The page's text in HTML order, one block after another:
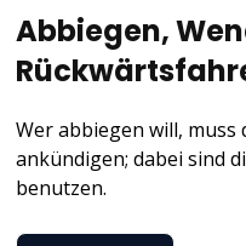
Abbiegen,
Wer abbiegen will,
ankündigen; dabei sind
benutzen.